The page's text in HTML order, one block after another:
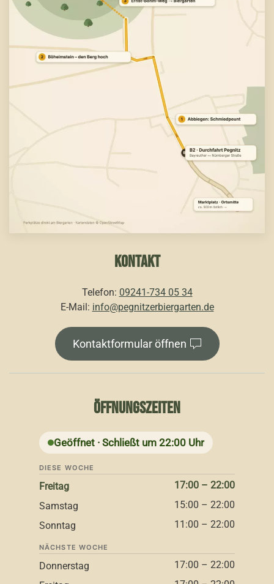
KONTAKT
Telefon: 09241-734 05 34
E-Mail: info@pegnitzerbiergarten.de
Kontaktformular öffnen
ÖFFNUNGSZEITEN
Geöffnet · Schließt um 22:00 Uhr
DIESE WOCHE
Freitag
17:00 – 22:00
Samstag
15:00 – 22:00
Sonntag
11:00 – 22:00
NÄCHSTE WOCHE
Donnerstag
17:00 – 22:00